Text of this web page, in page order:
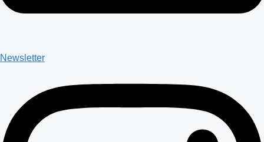
Newsletter